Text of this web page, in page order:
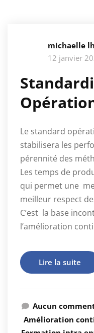
michaelle
12 janvier
Le standard
stabilisera les
pérennité des
Les temps de
qui permet une
meilleur respect
C’est la base
l’amélioration
Lire la suite
Aucun
Amélioration